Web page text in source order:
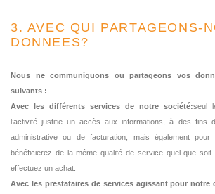
3. AVEC QUI PARTAGEONS-
DONNEES?
Nous ne communiquons ou partageons vos
suivants :
Avec les différents services de notre société:seul
l’activité justifie un accès aux informations, à des fins
administrative ou de facturation, mais également
bénéficierez de la même qualité de service quel que
effectuez un achat.
Avec les prestataires de services agissant pour notre